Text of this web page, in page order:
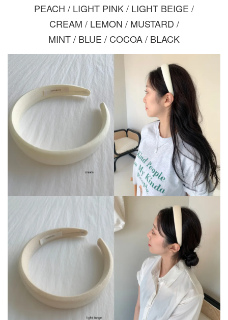
PEACH / LIGHT PINK / LIGHT BEIGE /
CREAM / LEMON / MUSTARD /
MINT / BLUE / COCOA / BLACK